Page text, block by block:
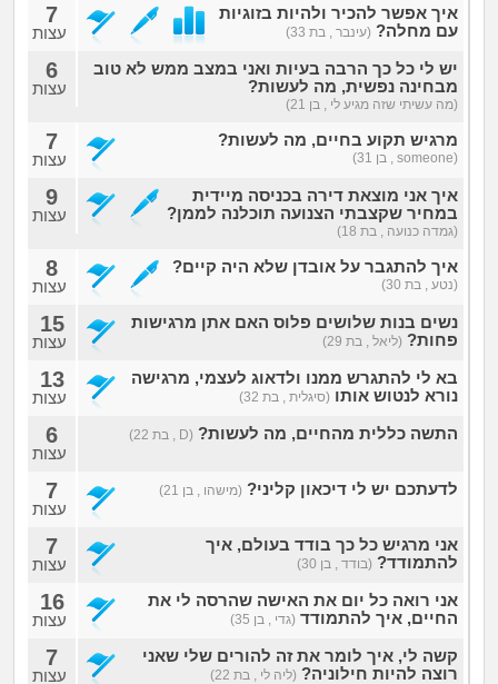
גאווה
איך אפשר להכיר ולהיות בזוגיות
עם מחלה? (עינבר , בת 33)
7
עצות
יש לי כל כך הרבה בעיות ואני במצב ממש לא טוב
מבחינה נפשית, מה לעשות?
(מה עשיתי שזה מגיע לי , בן 21)
6
עצות
מרגיש תקוע בחיים, מה לעשות?
(someone , בן 31)
7
עצות
איך אני מוצאת דירה בכניסה מיידית
במחיר שקצבתי הצנועה תוכלנה לממן?
(גמדה כנועה , בת 18)
9
עצות
איך להתגבר על אובדן שלא היה קיים?
(נטע , בת 30)
8
עצות
נשים בנות שלושים פלוס האם אתן מרגישות
פחות? (ליאל , בת 29)
15
עצות
בא לי להתגרש ממנו ולדאוג לעצמי, מרגישה
נורא לנטוש אותו (סיגלית , בת 32)
13
עצות
התשה כללית מהחיים, מה לעשות? (D , בת 22) 6
עצות
לדעתכם יש לי דיכאון קליני? (מישהו , בן 21) 7
עצות
אני מרגיש כל כך בודד בעולם, איך
להתמודד? (בודד , בן 30)
7
עצות
אני רואה כל יום את האישה שהרסה לי את
החיים, איך להתמודד (גדי , בן 35)
16
עצות
קשה לי, איך לומר את זה להורים שלי שאני
רוצה להיות חילוניה? (ליה לי , בת 22)
7
עצות